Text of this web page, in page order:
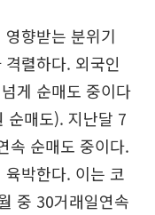
향받는 분위기
렬하다. 외국인
게 순매도 중이다
순매도). 지난달 7
속 순매도 중이다.
박한다. 이는 코
중 30거래일연속